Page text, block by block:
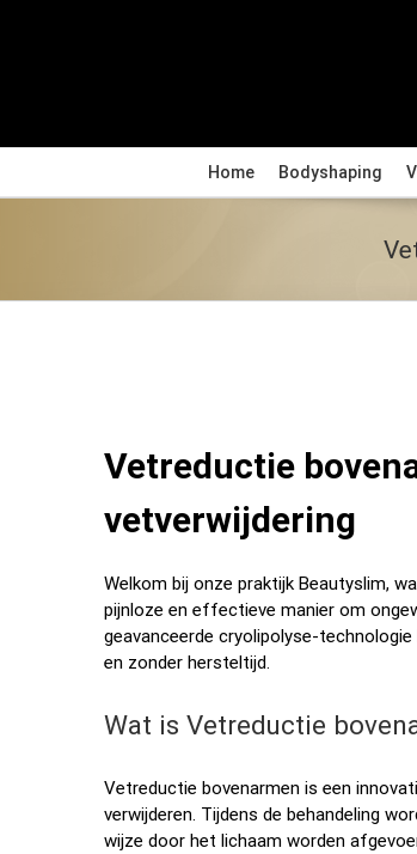
Home Bodyshaping
Vetreductie
vetverwijdering
Welkom bij onze praktijk Beautyslim,
pijnloze en effectieve manier om
geavanceerde cryolipolyse-
en zonder hersteltijd.
Wat is Vetreductie
Vetreductie bovenarmen is een
verwijderen. Tijdens de behandeling
wijze door het lichaam worden